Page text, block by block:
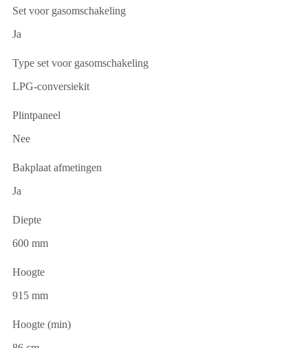
Set voor gasomschakeling
Ja
Type set voor gasomschakeling
LPG-conversiekit
Plintpaneel
Nee
Bakplaat afmetingen
Ja
Diepte
600 mm
Hoogte
915 mm
Hoogte (min)